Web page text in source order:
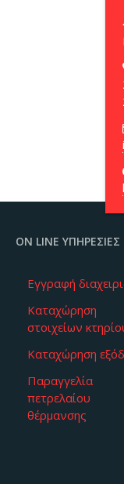
ON LINE ΥΠΗΡΕΣΊΕΣ
Εγγραφή
Καταχώρηση
στοιχείων
Καταχώρηση
Παραγγελία
πετρελαίου
θέρμανσης